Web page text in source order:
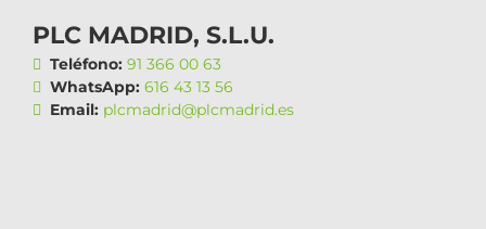
PLC MADRID, S.L.U.
Teléfono: 91 366 00 63
WhatsApp: 616 43 13 56
Email: plcmadrid@plcmadrid.es